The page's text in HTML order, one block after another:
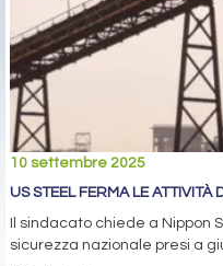
10 settembre 2025
US STEEL FERMA LE ATTIVITÀ
Il sindacato chiede a Nippon
sicurezza nazionale presi a